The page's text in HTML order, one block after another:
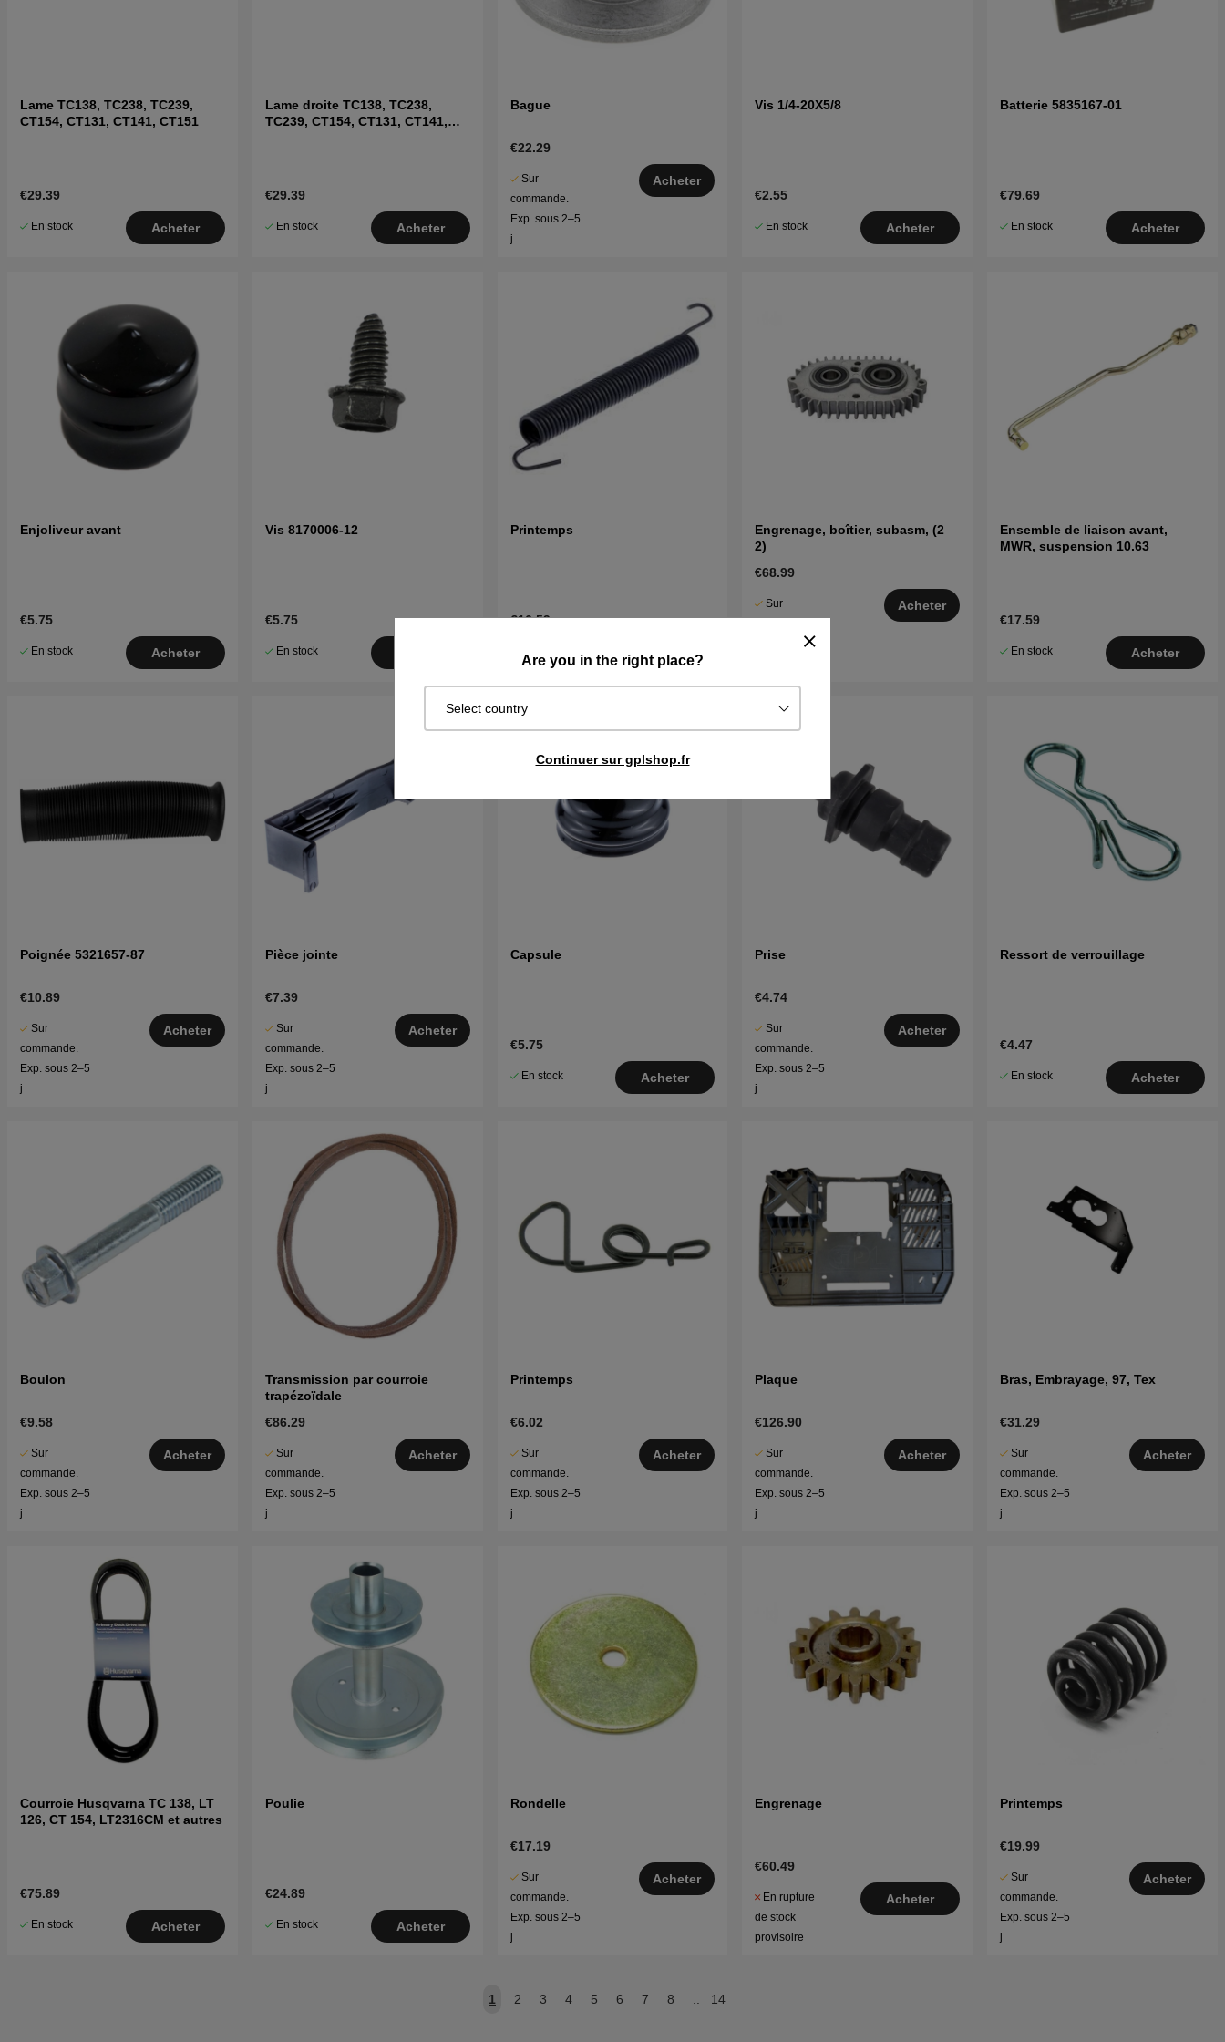
Are you in the right place?
Select country
Continuer sur gplshop.fr
Lame TC138, TC238, TC239,
CT154, CT131, CT141, CT151
€29.39
En stock Acheter
Lame droite TC138, TC238,
TC239, CT154, CT131, CT141,
€29.39
En stock Acheter
Bague
€22.29
Sur
commande.
Exp. sous 2–5
j
Acheter
Vis 1/4-20X5/8
€2.55
En stock Acheter
Batterie 5835167-01
€79.69
En stock Acheter
Enjoliveur avant
€5.75
En stock Acheter
Vis 8170006-12
€5.75
En stock
Printemps
€16.59
Acheter
Engrenage, boîtier, subasm, (2
2)
€68.99
Sur
Exp. sous 2–5
Acheter
Ensemble de liaison avant,
MWR, suspension 10.63
€17.59
En stock Acheter
Poignée 5321657-87
€10.89
Sur
commande.
Exp. sous 2–5
j
Acheter
Pièce jointe
€7.39
Sur
commande.
Exp. sous 2–5
j
Acheter
Capsule
€5.75
En stock Acheter
Prise
€4.74
Sur
commande.
Exp. sous 2–5
j
Acheter
Ressort de verrouillage
€4.47
En stock Acheter
Boulon
€9.58
Sur
commande.
Exp. sous 2–5
j
Acheter
Transmission par courroie
trapézoïdale
€86.29
Sur
commande.
Exp. sous 2–5
j
Acheter
Printemps
€6.02
Sur
commande.
Exp. sous 2–5
j
Acheter
Plaque
€126.90
Sur
commande.
Exp. sous 2–5
j
Acheter
Bras, Embrayage, 97, Tex
€31.29
Sur
commande.
Exp. sous 2–5
j
Acheter
Courroie Husqvarna TC 138, LT
126, CT 154, LT2316CM et autres
€75.89
En stock Acheter
Poulie
€24.89
En stock Acheter
Rondelle
€17.19
Sur
commande.
Exp. sous 2–5
j
Acheter
Engrenage
€60.49
En rupture
de stock
provisoire
Acheter
Printemps
€19.99
Sur
commande.
Exp. sous 2–5
j
Acheter
1 2 3 4 5 6 7 8 .. 14